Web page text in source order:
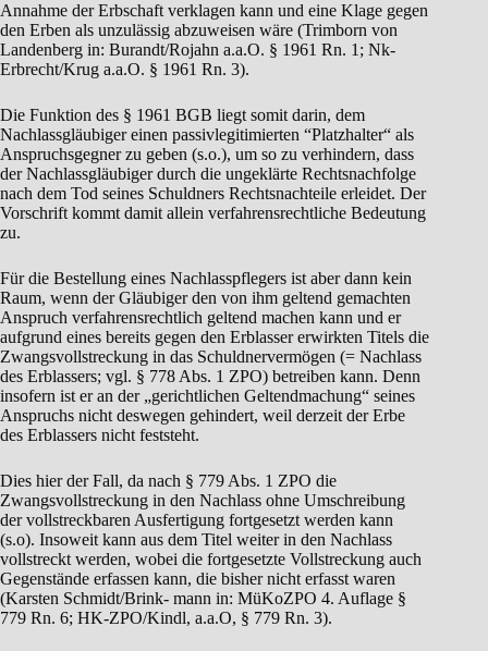
Annahme der Erbschaft verklagen kann und eine Klage gegen
den Erben als unzulässig abzuweisen wäre (Trimborn von
Landenberg in: Burandt/Rojahn a.a.O. § 1961 Rn. 1; Nk-
Erbrecht/Krug a.a.O. § 1961 Rn. 3).
Die Funktion des § 1961 BGB liegt somit darin, dem
Nachlassgläubiger einen passivlegitimierten “Platzhalter“ als
Anspruchsgegner zu geben (s.o.), um so zu verhindern, dass
der Nachlassgläubiger durch die ungeklärte Rechtsnachfolge
nach dem Tod seines Schuldners Rechtsnachteile erleidet. Der
Vorschrift kommt damit allein verfahrensrechtliche Bedeutung
zu.
Für die Bestellung eines Nachlasspflegers ist aber dann kein
Raum, wenn der Gläubiger den von ihm geltend gemachten
Anspruch verfahrensrechtlich geltend machen kann und er
aufgrund eines bereits gegen den Erblasser erwirkten Titels die
Zwangsvollstreckung in das Schuldnervermögen (= Nachlass
des Erblassers; vgl. § 778 Abs. 1 ZPO) betreiben kann. Denn
insofern ist er an der „gerichtlichen Geltendmachung“ seines
Anspruchs nicht deswegen gehindert, weil derzeit der Erbe
des Erblassers nicht feststeht.
Dies hier der Fall, da nach § 779 Abs. 1 ZPO die
Zwangsvollstreckung in den Nachlass ohne Umschreibung
der vollstreckbaren Ausfertigung fortgesetzt werden kann
(s.o). Insoweit kann aus dem Titel weiter in den Nachlass
vollstreckt werden, wobei die fortgesetzte Vollstreckung auch
Gegenstände erfassen kann, die bisher nicht erfasst waren
(Karsten Schmidt/Brink- mann in: MüKoZPO 4. Auflage §
779 Rn. 6; HK-ZPO/Kindl, a.a.O, § 779 Rn. 3).